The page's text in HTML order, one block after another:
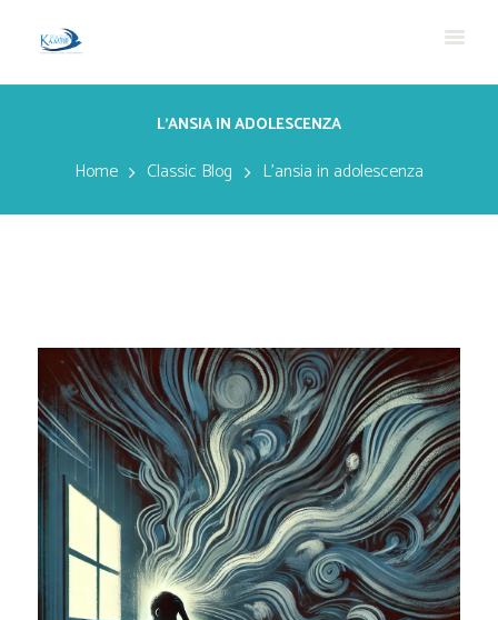
L’ANSIA IN ADOLESCENZA
Home Classic Blog L’ansia in adolescenza